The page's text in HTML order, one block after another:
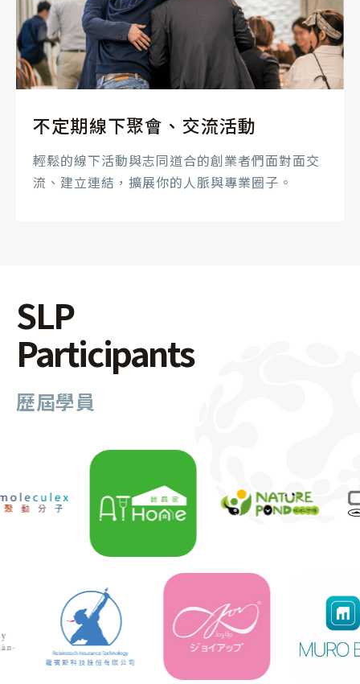
不定期線下聚會、交流活動
輕鬆的線下活動與志同道合的創業者們面對面交
流、建立連結，擴展你的人脈與專業圈子。
SLP
Participants
歷屆學員